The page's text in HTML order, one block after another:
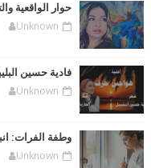
حوار الواقعية
Unknown
فادية حسين
Unknown
وطفة الفرات:
Unknown